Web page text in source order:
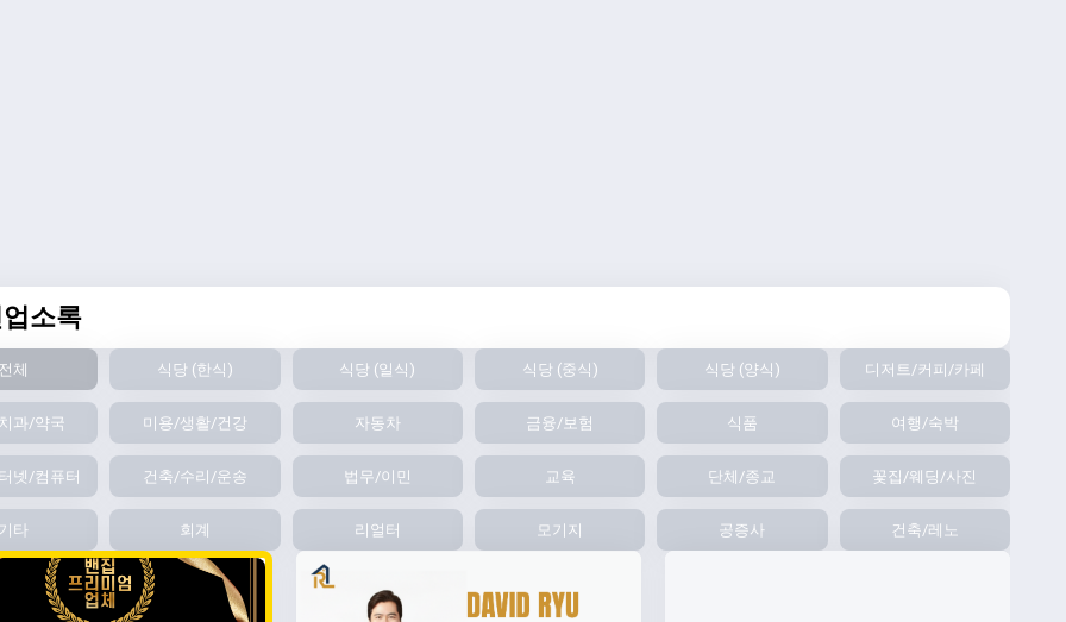
소록
체 식당 (한식) 식당 (일식) 식당 (중식) 식당 (양식) 디저트/커피/카페
과/약국 미용/생활/건강 자동차 금융/보험 식품 여행/숙박
넷/컴퓨터 건축/수리/운송 법무/이민 교육 단체/종교 꽃집/웨딩/사진
타 회계 리얼터 모기지 공증사 건축/레노